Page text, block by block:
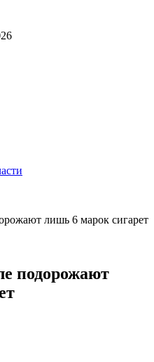
лишь 6 марок сигарет
подорожают